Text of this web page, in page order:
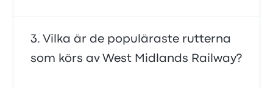
Vilka är de populäraste rutterna
som körs av West Midlands Railway?